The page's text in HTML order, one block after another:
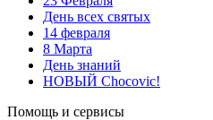
День всех святых
14 февраля
8 Марта
День знаний
НОВЫЙ Chocovic!
Помощь и сервисы